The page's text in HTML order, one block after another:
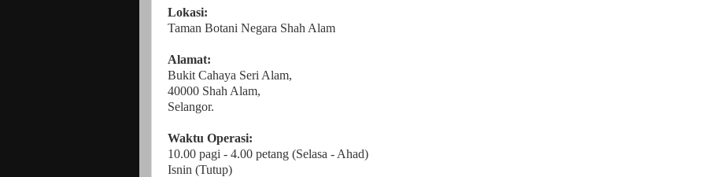
Lokasi:
Taman Botani Negara Shah Alam
Alamat:
Bukit Cahaya Seri Alam,
40000 Shah Alam,
Selangor.
Waktu Operasi:
10.00 pagi - 4.00 petang (Selasa - Ahad)
Isnin (Tutup)